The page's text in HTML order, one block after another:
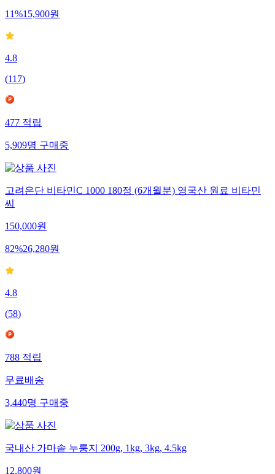
11%15,900원
4.8
(117)
477적립
5,909명구매중
고려은단 비타민C 1000 180정 (6개월분) 영국산 원료 비타민
씨
150,000원
82%26,280원
4.8
(58)
788적립
무료배송
3,440명구매중
국내산 가마솥 누룽지 200g, 1kg, 3kg, 4.5kg